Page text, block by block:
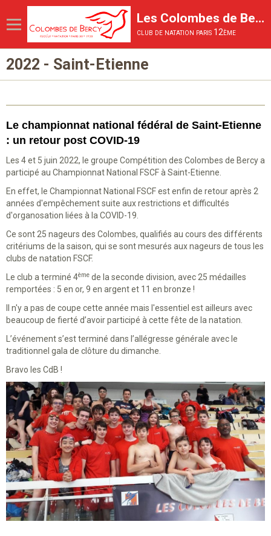
Les Colombes de Bercy
club de natation paris 12ème
Page d'accueil
La Compétition
La vie du club
2022 - Saint-Etienne
Le championnat national fédéral de Saint-Etienne
: un retour post COVID-19
Les 4 et 5 juin 2022, le groupe Compétition des Colombes de Bercy a
participé au Championnat National FSCF à Saint-Etienne.
En effet, le Championnat National FSCF est enfin de retour après 2
années d'empêchement suite aux restrictions et difficultés
d'organosation liées à la COVID-19.
Ce sont 25 nageurs des Colombes, qualifiés au cours des différents
critériums de la saison, qui se sont mesurés aux nageurs de tous les
clubs de natation FSCF.
Le club a terminé 4ème de la seconde division, avec 25 médailles
remportées : 5 en or, 9 en argent et 11 en bronze !
Il n'y a pas de coupe cette année mais l'essentiel est ailleurs avec
beaucoup de fierté d’avoir participé à cette fête de la natation.
L’événement s’est terminé dans l’allégresse générale avec le
traditionnel gala de clôture du dimanche.
Bravo les CdB !